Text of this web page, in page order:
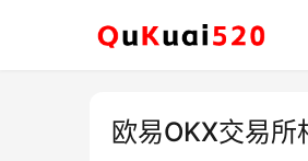
欧易OKX交易所